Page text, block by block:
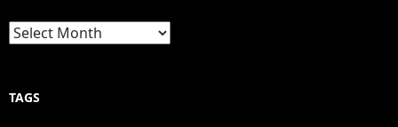
Archives
TAGS